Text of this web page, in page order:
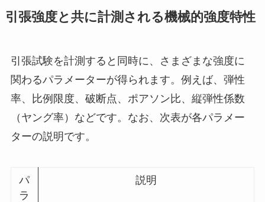
引張強度と共に計測される機械的強度特性
引張試験を計測すると同時に、さまざまな強度に
関わるパラメーターが得られます。例えば、弾性
率、比例限度、破断点、ポアソン比、縦弾性係数
（ヤング率）などです。なお、次表が各パラメー
ターの説明です。
パ
ラ
説明